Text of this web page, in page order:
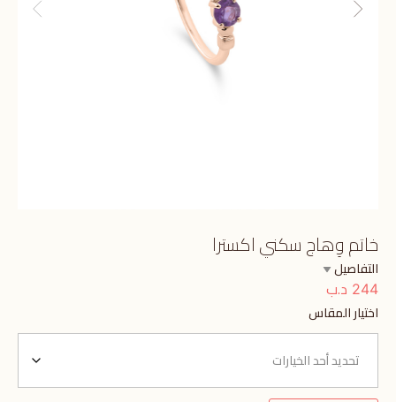
خاتم وِهاج سكني اكسترا
التفاصيل
244 د.ب
اختيار المقاس